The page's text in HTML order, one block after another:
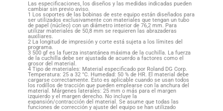
Las especificaciones, los diseños y las medidas indicadas pueden
cambiar sin previo aviso.
1 Los soportes de las bobinas de este equipo están diseñados para
ser utilizados exclusivamente con materiales que tengan un tubo
de papel (núcleo) con un diámetro interior de 76,2 mm. Para
utilizar materiales de 50,8 mm se requieren las abrazaderas
auxiliares.
2 La longitud de impresión y corte está sujeta a los límites del
programa.
3 500 gf es la fuerza instantánea máxima de la cuchilla. La fuerza
de la cuchilla debe ser ajustada de acuerdo a factores como el
grosor del material.
4 Tipo de materiales: Material especificado por Roland DG Corp.
Temperatura: 25 a 32 °C. Humedad: 50 % de HR. El material debe
cargarse correctamente. Esto es aplicable cuando se usan todos
los rodillos de tracción que pueden emplearse con la anchura del
material. Márgenes laterales: 25 mm o más para el margen
izquierdo y el margen derecho. No incluye la
expansión/contracción del material. Se asume que todas las
funciones de corrección y ajuste del equipo se han utilizado